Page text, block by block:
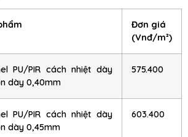
Đơn giá
(Vnđ/m²)
PU/PIR cách nhiệt dày
dày 0,40mm
575.400
PU/PIR cách nhiệt dày
dày 0,45mm
603.400